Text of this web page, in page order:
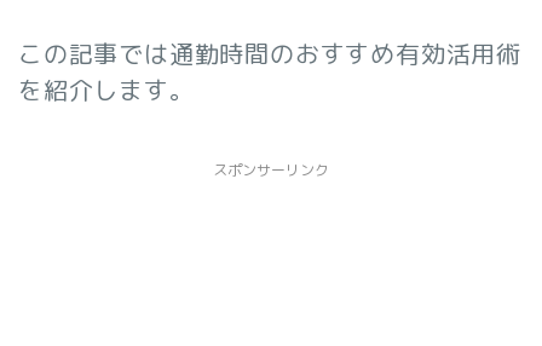
この記事では通勤時間のおすすめ有効活用術
を紹介します。
スポンサーリンク